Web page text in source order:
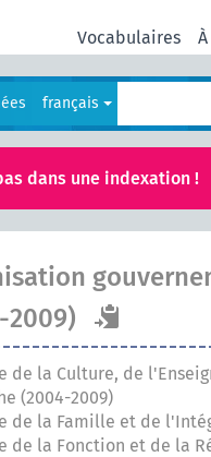
Vocabulaires
français
dans une indexation !
2009)
de la Culture, de
(2004-2009)
de la Famille et de
de la Fonction et de la